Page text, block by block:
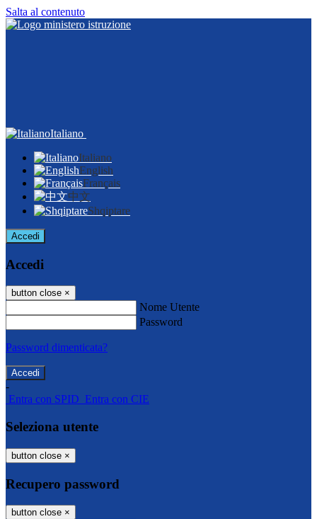
Salta al contenuto
Italiano
Italiano
English
Français
中文
Shqiptare
Accedi
Accedi
button close ×
Nome Utente
Password
Password dimenticata?
-
Entra con SPID Entra con CIE
Seleziona utente
button close ×
Recupero password
button close ×